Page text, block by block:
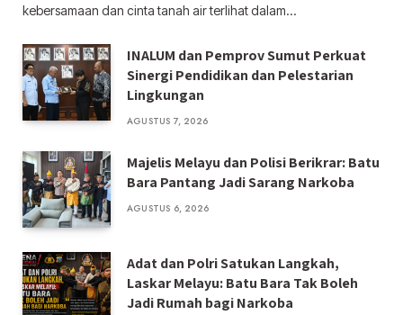
kebersamaan dan cinta tanah air terlihat dalam…
INALUM dan Pemprov Sumut Perkuat
Sinergi Pendidikan dan Pelestarian
Lingkungan
AGUSTUS 7, 2026
Majelis Melayu dan Polisi Berikrar: Batu
Bara Pantang Jadi Sarang Narkoba
AGUSTUS 6, 2026
Adat dan Polri Satukan Langkah,
Laskar Melayu: Batu Bara Tak Boleh
Jadi Rumah bagi Narkoba